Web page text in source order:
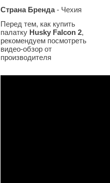
Страна Бренда- Чехия
Перед тем, как купить
палатку Husky Falcon 2,
рекомендуем посмотреть
видео-обзор от
производителя